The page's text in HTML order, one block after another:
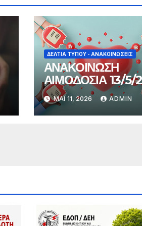
ΔΕΛΤΊΑ ΤΎΠΟΥ - ΑΝΑΚΟΙΝΏΣΕΙΣ
ΑΝΑΚΟΙΝΩΣΗ
ΑΙΜΟΔΟΣΙΑ 13/5/
ΜΆΙ 11, 2026 ADMIN